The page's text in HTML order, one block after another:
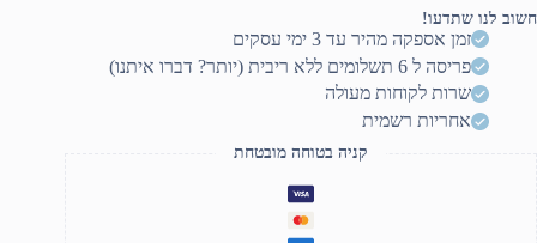
אלחוטית
חשוב לנו שתדעו!
זמן אספקה מהיר עד 3 ימי עסקים
פריסה ל 6 תשלומים ללא ריבית (יותר? דברו איתנו)
שרות לקוחות מעולה
אחריות רשמית
קניה בטוחה מובטחת